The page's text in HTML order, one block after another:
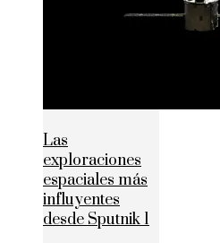
Las
exploraciones
espaciales más
influyentes
desde Sputnik 1